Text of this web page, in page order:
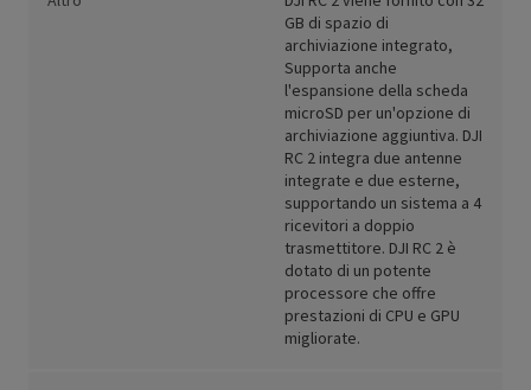
GB di spazio di
archiviazione integrato,
Supporta anche
l'espansione della scheda
microSD per un'opzione di
archiviazione aggiuntiva. DJI
RC 2 integra due antenne
integrate e due esterne,
supportando un sistema a 4
ricevitori a doppio
trasmettitore. DJI RC 2 è
dotato di un potente
processore che offre
prestazioni di CPU e GPU
migliorate.